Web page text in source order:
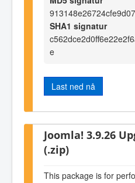
SHA1 signatur
e
Last ned nå
Joomla! 3.9.26
(.zip)
This package is for